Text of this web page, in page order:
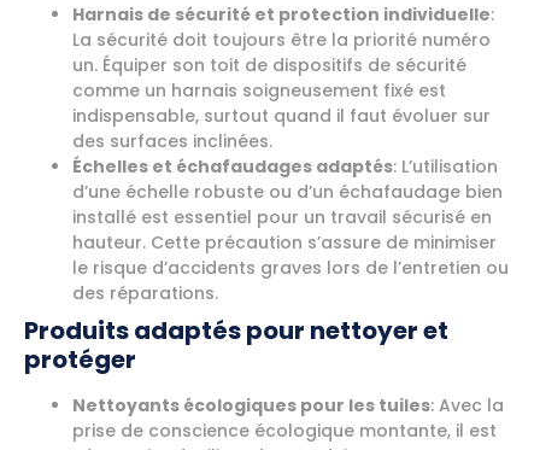
Harnais de sécurité et protection individuelle:
La sécurité doit toujours être la priorité numéro
un. Équiper son toit de dispositifs de sécurité
comme un harnais soigneusement fixé est
indispensable, surtout quand il faut évoluer sur
des surfaces inclinées.
Échelles et échafaudages adaptés: L’utilisation
d’une échelle robuste ou d’un échafaudage bien
installé est essentiel pour un travail sécurisé en
hauteur. Cette précaution s’assure de minimiser
le risque d’accidents graves lors de l’entretien ou
des réparations.
Produits adaptés pour nettoyer et
protéger
Nettoyants écologiques pour les tuiles: Avec la
prise de conscience écologique montante, il est